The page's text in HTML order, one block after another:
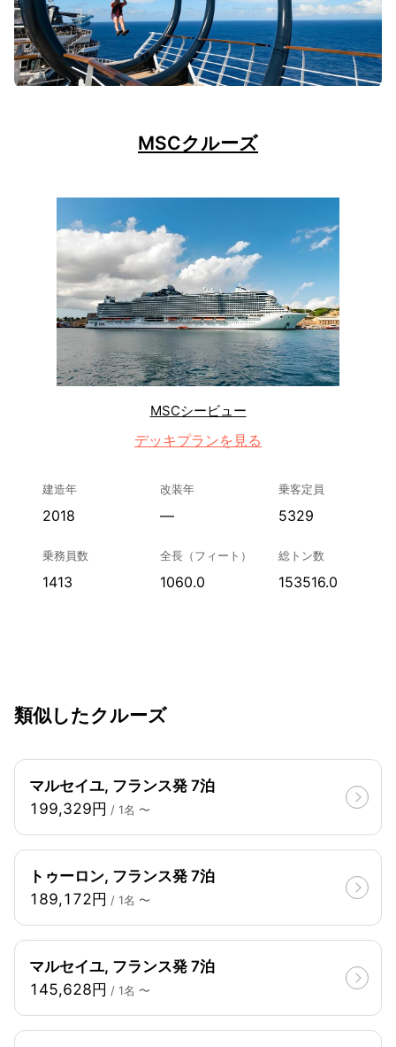
MSCクルーズ
MSCシービュー
デッキプランを見る
建造年
2018
改装年
—
乗客定員
5329
乗務員数
1413
全長（フィート）
1060.0
総トン数
153516.0
類似したクルーズ
マルセイユ, フランス発 7泊
199,329円 / 1名 〜
トゥーロン, フランス発 7泊
189,172円 / 1名 〜
マルセイユ, フランス発 7泊
145,628円 / 1名 〜